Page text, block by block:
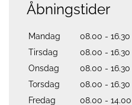
Åbningstider
Mandag
08.00 - 16.30
Tirsdag
08.00 - 16.30
Onsdag
08.00 - 16.30
Torsdag
08.00 - 16.30
Fredag
08.00 - 14.00